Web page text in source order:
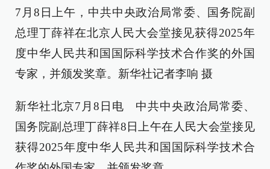
7月8日上午，中共中央政治局常委、国务院副
总理丁薛祥在北京人民大会堂接见获得2025年
度中华人民共和国国际科学技术合作奖的外国
专家，并颁发奖章。新华社记者李响 摄
新华社北京7月8日电 中共中央政治局常委、
国务院副总理丁薛祥8日上午在人民大会堂接见
获得2025年度中华人民共和国国际科学技术合